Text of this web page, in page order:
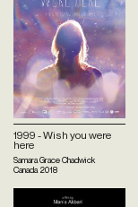
1999 - Wish you were
here
Samara Grace Chadwick
Canada 2018